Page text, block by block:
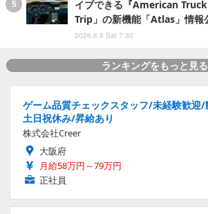
イブできる『American
Trip」の新機能「Atlas」情報
2026.8.8 Sat 7:30
ランキングをもっと見る
ゲーム品質チェックスタッフ/未経験歓迎
土日祝休み/昇給あり
株式会社Creer
大阪府
月給58万円～79万円
正社員